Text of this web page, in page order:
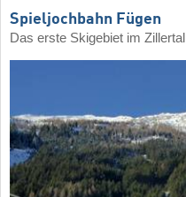
Spieljochbahn Fügen
Das erste Skigebiet im Zillertal